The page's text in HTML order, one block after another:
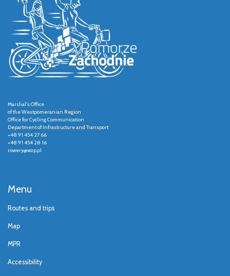
Marshal's Office
of the Westpomeranian Region
Office for Cycling Communication
Department of Infrastructure and Transport
+48 91 454 27 66
+48 91 454 28 16
rowery@wzp.pl
Menu
Routes and trips
Map
MPR
Accessibility